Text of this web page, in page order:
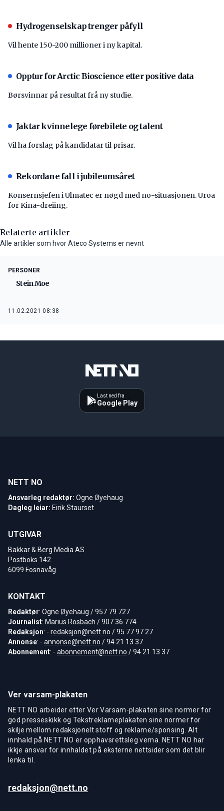
Hydrogenselskap trenger påfyll
Vil hente 150-200 millioner i ny kapital.
Opptur for Arctic Bioscience etter positive data
Børsvinnar på resultat frå ny studie.
Jaktar kvinnelege førebilete og talent
Vil ha forslag på kandidatar til prisar.
Rekordane fall i jubileumsåret
Konsernsjefen i Ulmatec er nøgd med no-situasjonen. Uroa
for Kina-dreiing.
Relaterte artikler
Alle artikler som hvor Ateco Systems er nevnt
PERSONER
Stein Moe
11.02.2021 08:38
Last ned fra
Google Play
NETT NO
Ansvarleg redaktør: Ogne Øyehaug
Dagleg leiar: Eirik Staurset
UTGIVAR
Bakkar & Berg Media AS
Postboks 142
6099 Fosnavåg
KONTAKT
Redaktør: Ogne Øyehaug / 957 79 727
Journalist: Marius Rosbach / 907 36 774
Redaksjon: - redaksjon@nett.no / 95 77 97 27
Annonse: - annonse@nett.no / 94 21 13 37
Abonnement: - abonnement@nett.no / 94 21 13 37
Ver varsam-plakaten
NETT NO arbeider etter Ver Varsam-plakaten sine normer for
god presseskikk og Tekstreklameplakaten sine normer for
skilje mellom redaksjonelt stoff og reklame/sponsing. Alt
innhald på NETT NO er opphavsrettsleg verna. NETT NO har
ikkje ansvar for innhaldet på eksterne nettsider som det blir
lenka til.
redaksjon@nett.no